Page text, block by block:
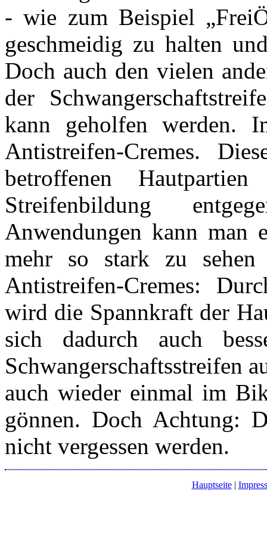
- wie zum Beispiel
geschmeidig zu halten
Doch auch den vielen
der
kann geholfen werden.
Antistreifen-Cremes.
betroffenen
Streifenbildung
Anwendungen kann man
mehr so stark zu
Antistreifen-Cremes:
wird die Spannkraft der
sich dadurch auch
Schwangerschaftsstreifen
auch wieder einmal im
gönnen. Doch Achtung:
nicht vergessen werden.
Hauptseite|